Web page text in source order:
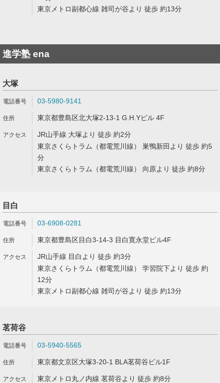
東京メトロ副都心線 雑司が谷より 徒歩 約13分
進学塾 ena
大塚
03-5980-9141
東京都豊島区北大塚2-13-1 G.H.Yビル 4F
JR山手線 大塚より 徒歩 約2分
東京さくらトラム（都電荒川線） 巣鴨新田より 徒歩 約5
分
東京さくらトラム（都電荒川線） 向原より 徒歩 約8分
目白
03-6908-0281
東京都豊島区目白3-14-3 目白寛永堂ビル4F
JR山手線 目白より 徒歩 約3分
東京さくらトラム（都電荒川線） 学習院下より 徒歩 約
12分
東京メトロ副都心線 雑司が谷より 徒歩 約13分
茗荷谷
03-5940-5565
東京都文京区大塚3-20-1 BLA茗荷谷ビル1F
東京メトロ丸ノ内線 茗荷谷より 徒歩 約8分